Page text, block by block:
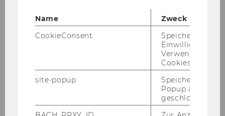
die An­ga­be der Nicht­ver­wen­dung von Hilfs­mit­
teln im An­schluss an das Li­te­ra­tur­ver­zeich­nis
an­zu­füh­ren.
Aus­ser­dem dür­fen wir für die Ver­fas­sung von
Ab­schluss­ar­bei­ten auf
Down­loads - Ab­tei­
lung für Rech­nungs­we­sen, Steu­ern und Jah­
res­ab­schluss­prü­fung - WU (Wirt­schafts­uni­ver­
si­tät Wien)ver­wei­sen.
Name
Zweck
CookieConsent
Speichert Ihre
Einwilligung zur
Verwendung von
Cookies.
site-popup
Speichert ob ein
Popup
geschlossen